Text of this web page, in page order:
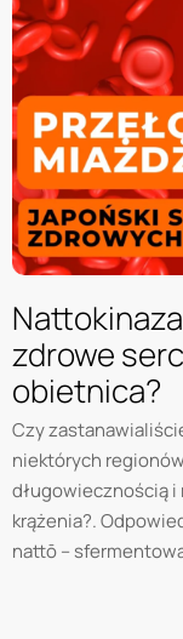
zdrowe
obietnica?
Czy
niektórych
długowiecznością i
krążenia?.
nattō –